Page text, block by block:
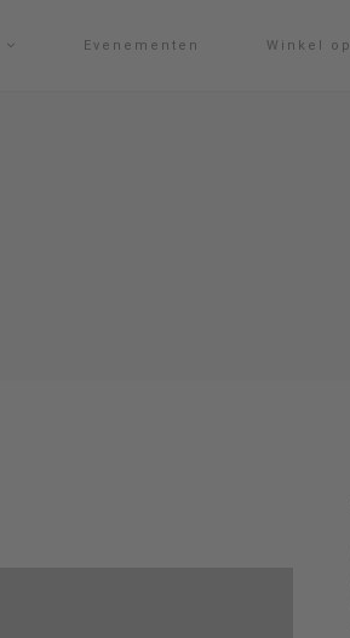
Evenementen Winkel op